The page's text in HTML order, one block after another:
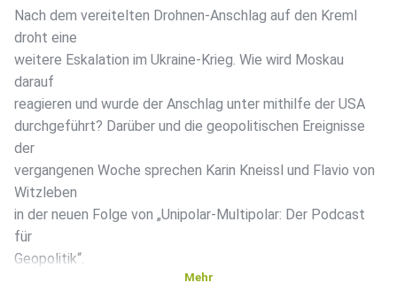
Nach dem vereitelten Drohnen-Anschlag auf den Kreml
droht eine
weitere Eskalation im Ukraine-Krieg. Wie wird Moskau
darauf
reagieren und wurde der Anschlag unter mithilfe der USA
durchgeführt? Darüber und die geopolitischen Ereignisse
der
vergangenen Woche sprechen Karin Kneissl und Flavio von
Witzleben
in der neuen Folge von „Unipolar-Multipolar: Der Podcast
für
Geopolitik“.
Mehr